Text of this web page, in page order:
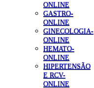
ONLINE
GASTRO-
ONLINE
GINECOLOGIA-
ONLINE
HEMATO-
ONLINE
HIPERTENSÃO
E RCV-
ONLINE